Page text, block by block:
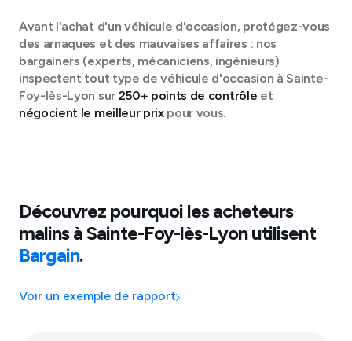
Avant l'achat d'un véhicule d'occasion, protégez-vous
des arnaques et des mauvaises affaires : nos
bargainers (experts, mécaniciens, ingénieurs)
inspectent tout type de véhicule d'occasion à Sainte-
Foy-lès-Lyon sur 250+ points de contrôle et
négocient le meilleur prixpour vous.
Découvrez pourquoi les acheteurs
malins àSainte-Foy-lès-Lyonutilisent
Bargain.
Voir un exemple de rapport